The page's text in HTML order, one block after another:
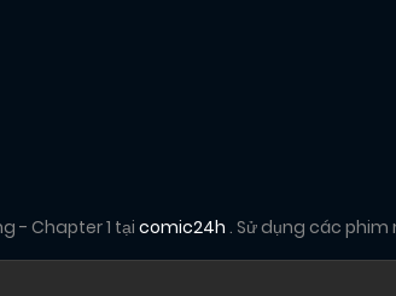
- Chapter 1 tại comic24h . Sử dụng các